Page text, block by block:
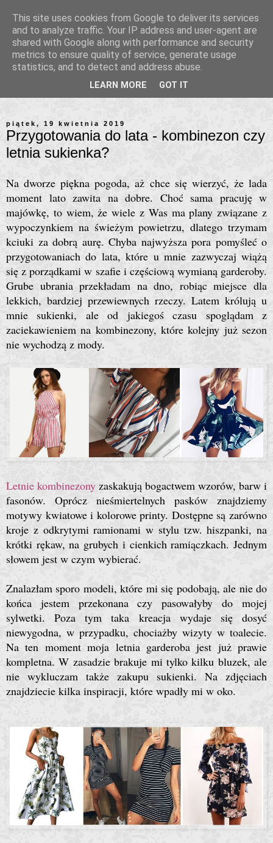
piątek, 19 kwietnia 2019
Przygotowania do lata - kombinezon czy
letnia sukienka?
Na dworze piękna pogoda, aż chce się wierzyć, że lada
moment lato zawita na dobre. Choć sama pracuję w
majówkę, to wiem, że wiele z Was ma plany związane z
wypoczynkiem na świeżym powietrzu, dlatego trzymam
kciuki za dobrą aurę. Chyba najwyższa pora pomyśleć o
przygotowaniach do lata, które u mnie zazwyczaj wiążą
się z porządkami w szafie i częściową wymianą garderoby.
Grube ubrania przekładam na dno, robiąc miejsce dla
lekkich, bardziej przewiewnych rzeczy. Latem królują u
mnie sukienki, ale od jakiegoś czasu spoglądam z
zaciekawieniem na kombinezony, które kolejny już sezon
nie wychodzą z mody.
Letnie kombinezony zaskakują bogactwem wzorów, barw i
fasonów. Oprócz nieśmiertelnych pasków znajdziemy
motywy kwiatowe i kolorowe printy. Dostępne są zarówno
kroje z odkrytymi ramionami w stylu tzw. hiszpanki, na
krótki rękaw, na grubych i cienkich ramiączkach. Jednym
słowem jest w czym wybierać.
Znalazłam sporo modeli, które mi się podobają, ale nie do
końca jestem przekonana czy pasowałyby do mojej
sylwetki. Poza tym taka kreacja wydaje się dosyć
niewygodna, w przypadku, chociażby wizyty w toalecie.
Na ten moment moja letnia garderoba jest już prawie
kompletna. W zasadzie brakuje mi tylko kilku bluzek, ale
nie wykluczam także zakupu sukienki. Na zdjęciach
znajdziecie kilka inspiracji, które wpadły mi w oko.
This site uses cookies from Google to deliver its services
and to analyze traffic. Your IP address and user-agent are
shared with Google along with performance and security
metrics to ensure quality of service, generate usage
statistics, and to detect and address abuse.
LEARN MORE GOT IT